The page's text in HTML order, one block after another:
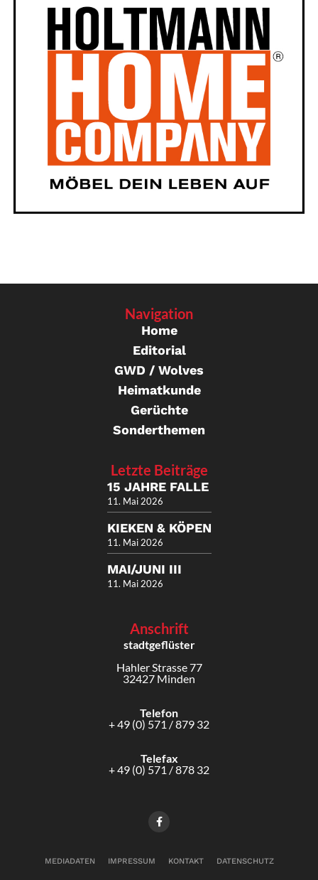
Navigation
Home
Editorial
GWD / Wolves
Heimatkunde
Gerüchte
Sonderthemen
Letzte Beiträge
15 JAHRE FALLE
11. Mai 2026
KIEKEN & KÖPEN
11. Mai 2026
MAI/JUNI III
11. Mai 2026
Anschrift
stadtgeflüster
Hahler Strasse 77
32427 Minden
Telefon
+ 49 (0) 571 / 879 32
Telefax
+ 49 (0) 571 / 878 32
MEDIADATEN IMPRESSUM KONTAKT DATENSCHUTZ